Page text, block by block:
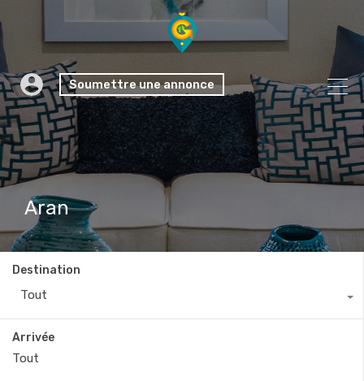
Soumettre une annonce
Aran
Destination
Tout
Arrivée